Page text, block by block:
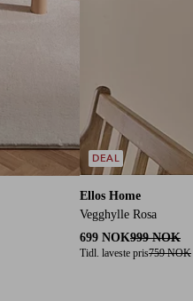
Ellos Home
Vegghylle Rosa
699 NOK999 NOK
Tidl. laveste pris759 NOK
DEAL